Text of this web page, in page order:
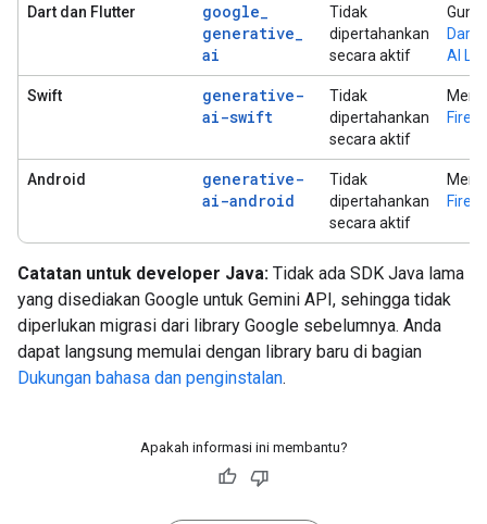
Dart dan Flutter google_
generative_
ai
Tidak
dipertahankan
secara aktif
Dart
AI
Swift
generative-
ai-swift
Tidak
dipertahankan
secara aktif
Android
generative-
ai-android
Tidak
dipertahankan
secara aktif
Catatan untuk developer Java: Tidak ada SDK Java lama
yang disediakan Google untuk Gemini API, sehingga tidak
diperlukan migrasi dari library Google sebelumnya. Anda
dapat langsung memulai dengan library baru di bagian
Dukungan bahasa dan penginstalan.
Apakah informasi ini membantu?